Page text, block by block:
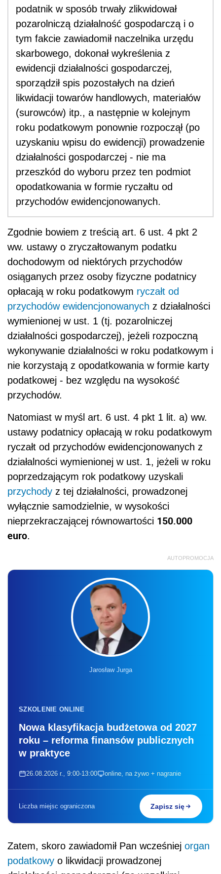
podatnik w sposób trwały zlikwidował
pozarolniczą działalność gospodarczą i o
tym fakcie zawiadomił naczelnika urzędu
skarbowego, dokonał wykreślenia z
ewidencji działalności gospodarczej,
sporządził spis pozostałych na dzień
likwidacji towarów handlowych, materiałów
(surowców) itp., a następnie w kolejnym
roku podatkowym ponownie rozpoczął (po
uzyskaniu wpisu do ewidencji) prowadzenie
działalności gospodarczej - nie ma
przeszkód do wyboru przez ten podmiot
opodatkowania w formie ryczałtu od
przychodów ewidencjonowanych.
Zgodnie bowiem z treścią art. 6 ust. 4 pkt 2
ww. ustawy o zryczałtowanym podatku
dochodowym od niektórych przychodów
osiąganych przez osoby fizyczne podatnicy
opłacają w roku podatkowym ryczałt od
przychodów ewidencjonowanych z działalności
wymienionej w ust. 1 (tj. pozarolniczej
działalności gospodarczej), jeżeli rozpoczną
wykonywanie działalności w roku podatkowym i
nie korzystają z opodatkowania w formie karty
podatkowej - bez względu na wysokość
przychodów.
Natomiast w myśl art. 6 ust. 4 pkt 1 lit. a) ww.
ustawy podatnicy opłacają w roku podatkowym
ryczałt od przychodów ewidencjonowanych z
działalności wymienionej w ust. 1, jeżeli w roku
poprzedzającym rok podatkowy uzyskali
przychody z tej działalności, prowadzonej
wyłącznie samodzielnie, w wysokości
nieprzekraczającej równowartości 150.000
euro.
AUTOPROMOCJA
Jarosław Jurga
SZKOLENIE ONLINE
Nowa klasyfikacja budżetowa od 2027
roku – reforma finansów publicznych
w praktyce
26.08.2026 r., 9:00-13:00 online, na żywo + nagranie
Liczba miejsc ograniczona Zapisz się
Zatem, skoro zawiadomił Pan wcześniej organ
podatkowy o likwidacji prowadzonej